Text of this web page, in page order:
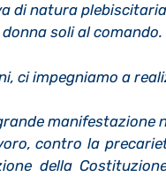
di natura
soli al comando.
ci impegniamo a
manifestazione
contro la
della